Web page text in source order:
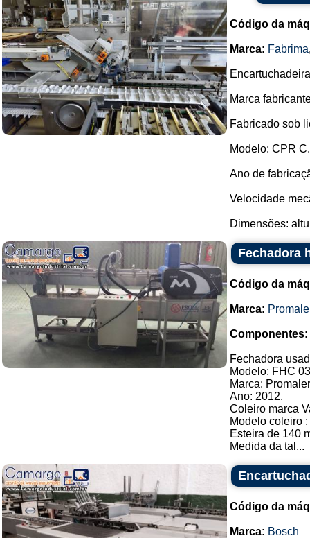
Código da
Marca: Fabrima
Marca
Fabricado sob
Modelo: CPR
Ano de
Velocidade
Dimensões:
Fechadora
Código da
Marca:
Componentes:
Fechadora
Modelo: FHC
Marca:
Ano: 2012.
Coleiro marca
Modelo coleiro
Esteira de 140
Medida da tal...
Código da
Marca: Bosch